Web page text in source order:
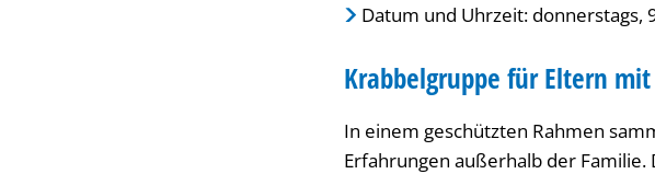
Datum und Uhrzeit: donnerstags,
Krabbelgruppe für Eltern
In einem geschützten Rahmen
Erfahrungen außerhalb der